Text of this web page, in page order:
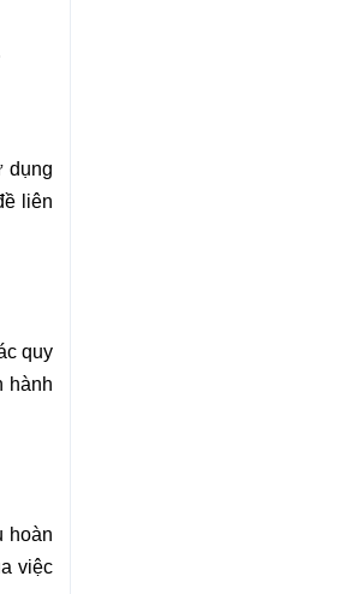
dụng
liên
quy
hành
hoàn
việc